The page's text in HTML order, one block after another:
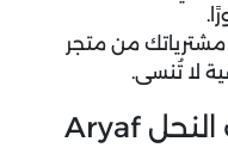
من متجر
لا تُنسى.
أحدث أكواد خصم ارياف النحل Aryaf